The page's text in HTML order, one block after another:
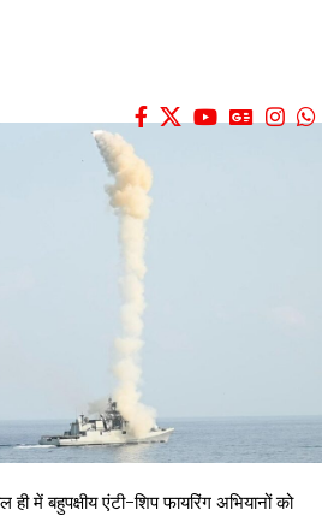
ही में बहुपक्षीय एंटी-शिप फायरिंग अभियानों को